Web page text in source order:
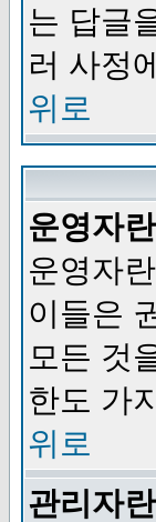
는 답글
러 사정
위로
운영자
운영자
이들은
모든 것
한도 가
위로
관리자